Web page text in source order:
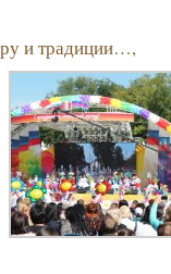
и традиции…,